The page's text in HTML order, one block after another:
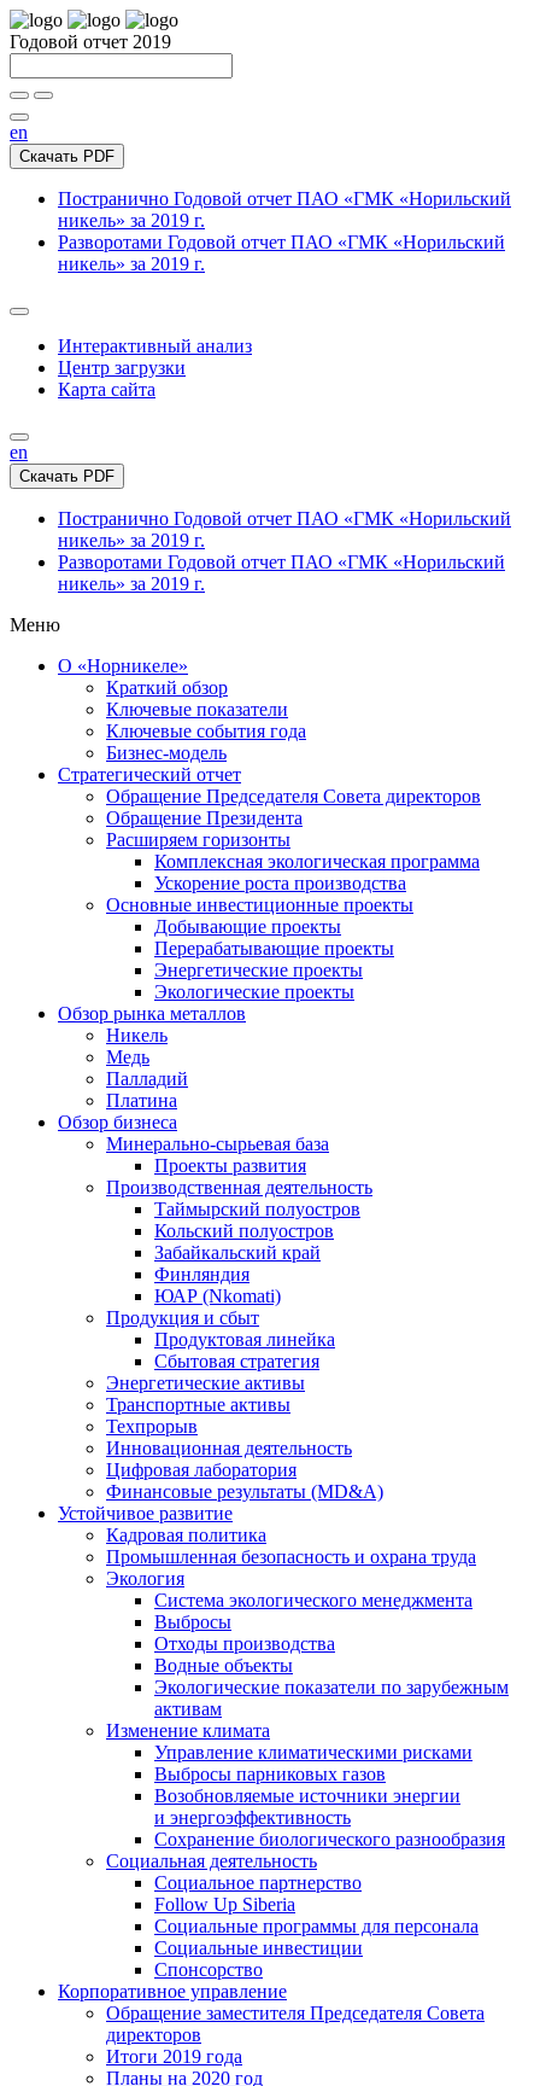
Годовой отчет 2019
en
Скачать PDF
Постранично Годовой отчет ПАО «ГМК «Норильский
никель» за 2019 г.
Разворотами Годовой отчет ПАО «ГМК «Норильский
никель» за 2019 г.
Интерактивный анализ
Центр загрузки
Карта сайта
en
Скачать PDF
Постранично Годовой отчет ПАО «ГМК «Норильский
никель» за 2019 г.
Разворотами Годовой отчет ПАО «ГМК «Норильский
никель» за 2019 г.
Меню
О «Норникеле»
Краткий обзор
Ключевые показатели
Ключевые события года
Бизнес-модель
Стратегический отчет
Обращение Председателя Совета директоров
Обращение Президента
Расширяем горизонты
Комплексная экологическая программа
Ускорение роста производства
Основные инвестиционные проекты
Добывающие проекты
Перерабатывающие проекты
Энергетические проекты
Экологические проекты
Обзор рынка металлов
Никель
Медь
Палладий
Платина
Обзор бизнеса
Минерально-сырьевая база
Проекты развития
Производственная деятельность
Таймырский полуостров
Кольский полуостров
Забайкальский край
Финляндия
ЮАР (Nkomati)
Продукция и сбыт
Продуктовая линейка
Сбытовая стратегия
Энергетические активы
Транспортные активы
Техпрорыв
Инновационная деятельность
Цифровая лаборатория
Финансовые результаты (MD&A)
Устойчивое развитие
Кадровая политика
Промышленная безопасность и охрана труда
Экология
Система экологического менеджмента
Выбросы
Отходы производства
Водные объекты
Экологические показатели по зарубежным
активам
Изменение климата
Управление климатическими рисками
Выбросы парниковых газов
Возобновляемые источники энергии
и энергоэффективность
Сохранение биологического разнообразия
Социальная деятельность
Социальное партнерство
Follow Up Siberia
Социальные программы для персонала
Социальные инвестиции
Спонсорство
Корпоративное управление
Обращение заместителя Председателя Совета
директоров
Итоги 2019 года
Планы на 2020 год